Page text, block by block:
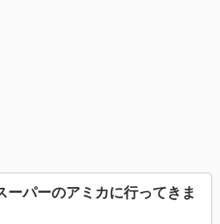
ーパーのアミカに行ってきま